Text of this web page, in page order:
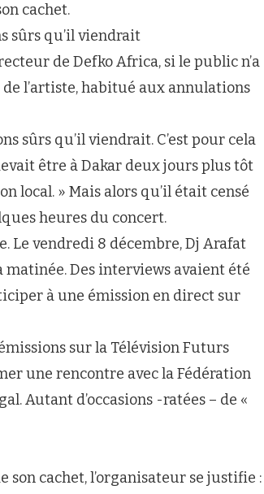
cachet.
sûrs qu’il viendrait
de Defko Africa, si le public n’a
de l’artiste, habitué aux annulations
sûrs qu’il viendrait. C’est pour cela
être à Dakar deux jours plus tôt
local. » Mais alors qu’il était censé
heures du concert.
Le vendredi 8 décembre, Dj Arafat
Des interviews avaient été
à une émission en direct sur
sur la Télévision Futurs
une rencontre avec la Fédération
Autant d’occasions -ratées – de «
cachet, l’organisateur se justifie :